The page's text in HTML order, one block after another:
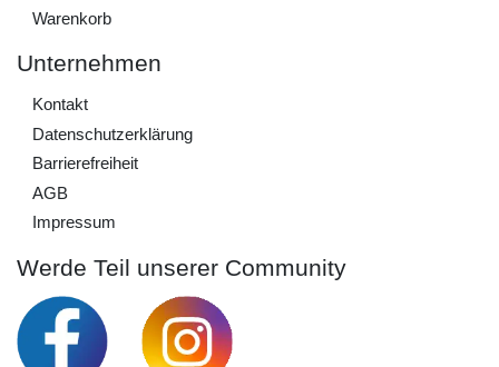
Warenkorb
Unternehmen
Kontakt
Daten­schutz­erklärung
Barrierefreiheit
AGB
Impressum
Werde Teil unserer Community